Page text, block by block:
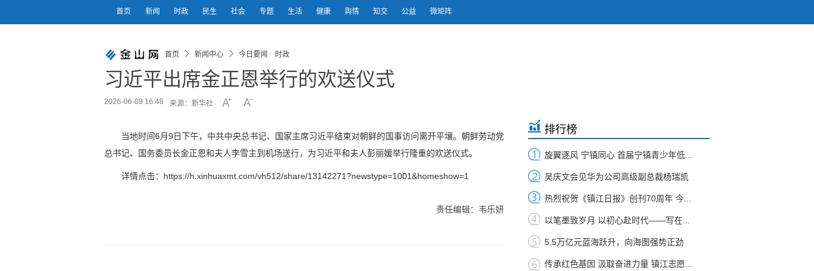
首页 新闻 时政 民生 社会 专题 生活 健康 舆情 知交 公益 微矩阵
首页 新闻中心 今日要闻 时政
习近平出席金正恩举行的欢送仪式
2026-06-09 16:48 来源：新华社
当地时间6月9日下午，中共中央总书记、国家主席习近平结束对朝鲜的国事访问离开平壤。朝鲜劳动党
总书记、国务委员长金正恩和夫人李雪主到机场送行，为习近平和夫人彭丽媛举行隆重的欢送仪式。
详情点击：https://h.xinhuaxmt.com/vh512/share/13142271?newstype=1001&homeshow=1
责任编辑：韦乐妍
排行榜
旋翼逐风 宁镇同心 首届宁镇青少年低...
吴庆文会见华为公司高级副总裁杨瑞凯
热烈祝贺《镇江日报》创刊70周年 今...
以笔墨致岁月 以初心赴时代——写在...
5.5万亿元蓝海跃升，向海图强势正劲
传承红色基因 汲取奋进力量 镇江志愿...